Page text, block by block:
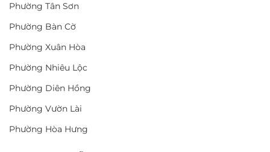
Phường Tân Sơn
Phường Bàn Cờ
Phường Xuân Hòa
Phường Nhiêu Lộc
Phường Diên Hồng
Phường Vườn Lài
Phường Hòa Hưng